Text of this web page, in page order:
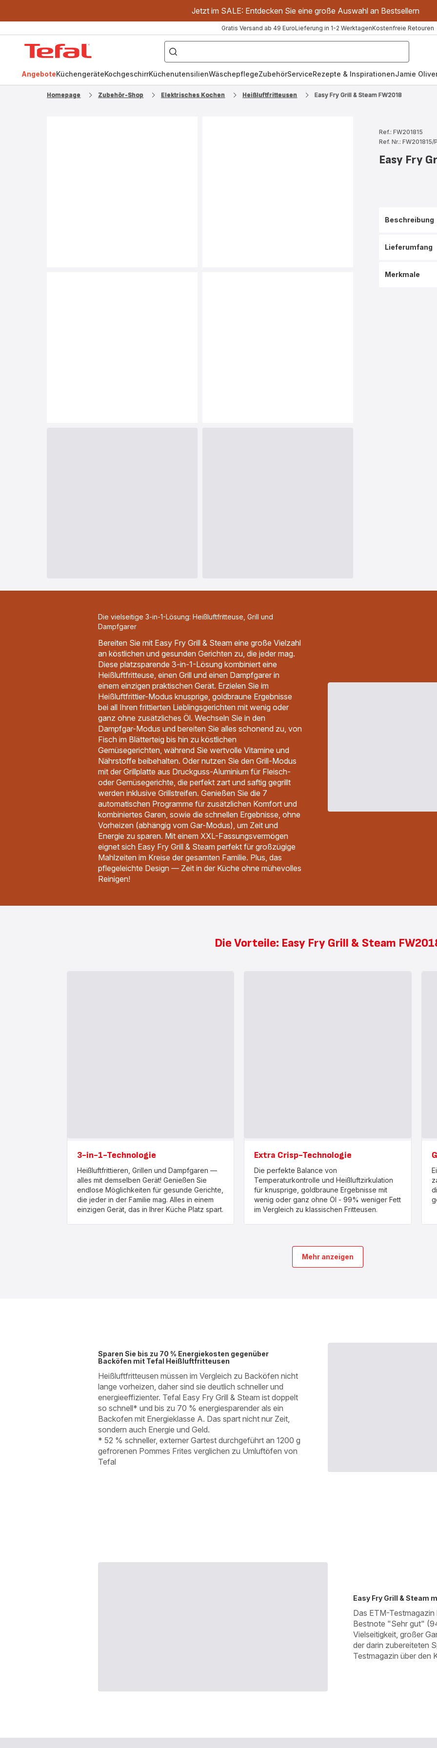
Jetzt im SALE: Entdecken Sie eine große Auswahl an Bestsellern
Gratis Versand ab 49 EuroLieferung in 1-2 WerktagenKostenfreie Retouren
["OptiGrill","Easy
Fry","Pfanne"]
AngeboteKüchengeräteKochgeschirrKüchenutensilienWäschepflegeZubehörServiceRezepte & InspirationenJamie
Homepage Zubehör-Shop Elektrisches Kochen Heißluftfritteusen Easy Fry Grill & Steam FW2018
Ref.: FW201815
Ref. Nr.: FW201815/
Easy Fry
Beschreibung
Lieferumfang
Merkmale
Die vielseitige 3-in-1-Lösung: Heißluftfritteuse, Grill und
Dampfgarer
Bereiten Sie mit Easy Fry Grill & Steam eine große Vielzahl
an köstlichen und gesunden Gerichten zu, die jeder mag.
Diese platzsparende 3-in-1-Lösung kombiniert eine
Heißluftfritteuse, einen Grill und einen Dampfgarer in
einem einzigen praktischen Gerät. Erzielen Sie im
Heißluftfrittier-Modus knusprige, goldbraune Ergebnisse
bei all Ihren frittierten Lieblingsgerichten mit wenig oder
ganz ohne zusätzliches Öl. Wechseln Sie in den
Dampfgar-Modus und bereiten Sie alles schonend zu, von
Fisch im Blätterteig bis hin zu köstlichen
Gemüsegerichten, während Sie wertvolle Vitamine und
Nährstoffe beibehalten. Oder nutzen Sie den Grill-Modus
mit der Grillplatte aus Druckguss-Aluminium für Fleisch-
oder Gemüsegerichte, die perfekt zart und saftig gegrillt
werden inklusive Grillstreifen. Genießen Sie die 7
automatischen Programme für zusätzlichen Komfort und
kombiniertes Garen, sowie die schnellen Ergebnisse, ohne
Vorheizen (abhängig vom Gar-Modus), um Zeit und
Energie zu sparen. Mit einem XXL-Fassungsvermögen
eignet sich Easy Fry Grill & Steam perfekt für großzügige
Mahlzeiten im Kreise der gesamten Familie. Plus, das
pflegeleichte Design — Zeit in der Küche ohne mühevolles
Reinigen!
Die Vorteile: Easy Fry Grill & Steam
3-in-1-Technologie
Heißluftfrittieren, Grillen und Dampfgaren —
alles mit demselben Gerät! Genießen Sie
endlose Möglichkeiten für gesunde Gerichte,
die jeder in der Familie mag. Alles in einem
einzigen Gerät, das in Ihrer Küche Platz spart.
Extra Crisp-Technologie
Die perfekte Balance von
Temperaturkontrolle und Heißluftzirkulation
für knusprige, goldbraune Ergebnisse mit
wenig oder ganz ohne Öl - 99% weniger Fett
im Vergleich zu klassischen Fritteusen.
Mehr anzeigen
Sparen Sie bis zu 70 % Energiekosten gegenüber
Backöfen mit Tefal Heißluftfritteusen
Heißluftfritteusen müssen im Vergleich zu Backöfen nicht
lange vorheizen, daher sind sie deutlich schneller und
energieeffizienter. Tefal Easy Fry Grill & Steam ist doppelt
so schnell* und bis zu 70 % energiesparender als ein
Backofen mit Energieklasse A. Das spart nicht nur Zeit,
sondern auch Energie und Geld.
* 52 % schneller, externer Gartest durchgeführt an 1200 g
gefrorenen Pommes Frites verglichen zu Umluftöfen von
Tefal
Easy Fry Grill & Steam
Das ETM-Testmagazin
Bestnote "Sehr gut"
Vielseitigkeit, großer
der darin zubereiteten
Testmagazin über den